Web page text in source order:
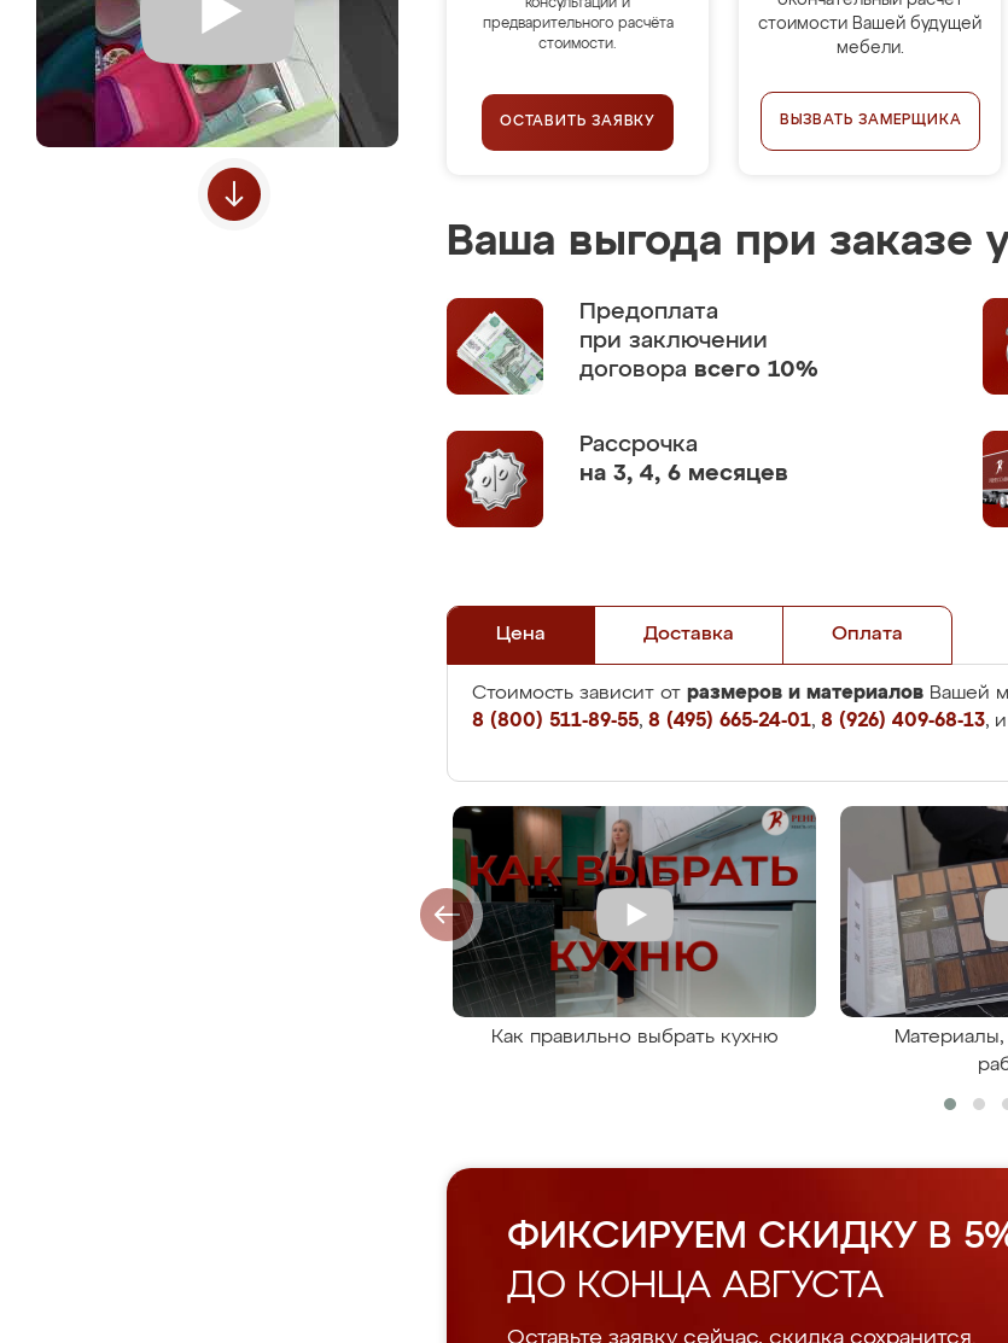
консультации и
предварительного расчёта
стоимости.
ОСТАВИТЬ ЗАЯВКУ
стоимости Вашей будущей
мебели.
ВЫЗВАТЬ ЗАМЕРЩИКА
Ваша выгода при заказе
Предоплата
при заключении
договора всего 10%
Рассрочка
на 3, 4, 6 месяцев
Цена Доставка Оплата
Стоимость зависит от размеров и материалов Вашей
8 (800) 511-89-55, 8 (495) 665-24-01, 8 (926) 409-68-13,
Как правильно выбрать кухню
ФИКСИРУЕМ СКИДКУ В
ДО КОНЦА АВГУСТА
Оставьте заявку сейчас, скидка сохранится.